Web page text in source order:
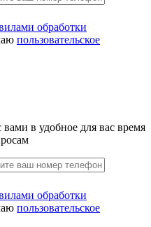
обработки
пользовательское
в удобное для вас время
обработки
пользовательское